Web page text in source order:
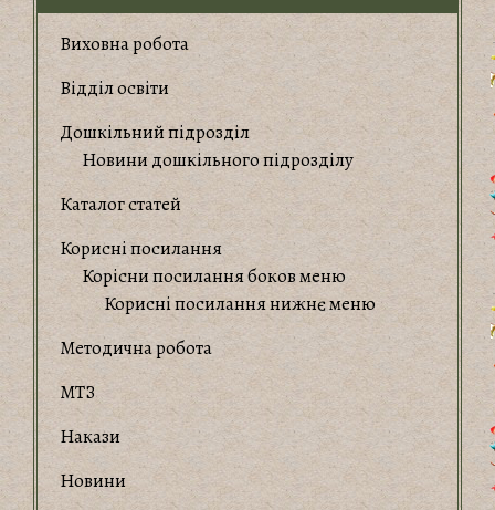
Виховна робота
Відділ освіти
Дошкільний підрозділ
Новини дошкільного підрозділу
Каталог статей
Корисні посилання
Корiсни посилання боков меню
Корисні посилання нижнє меню
Методична робота
МТЗ
Накази
Новини